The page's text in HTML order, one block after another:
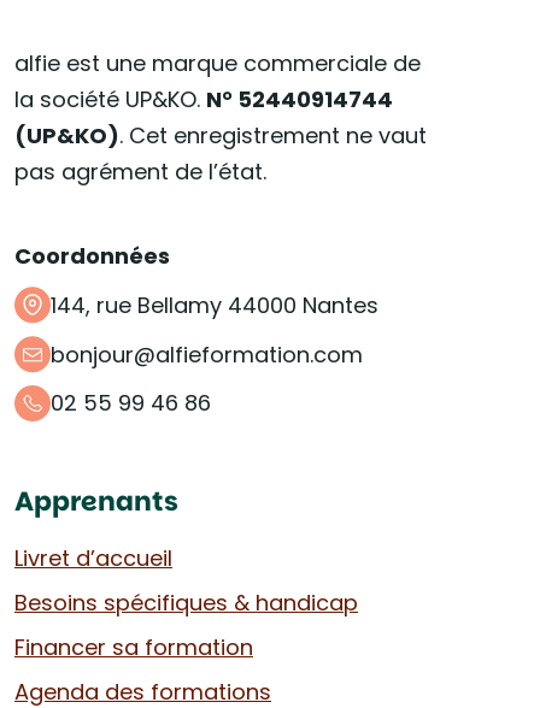
alfie est une marque commerciale de
la société UP&KO. N° 52440914744
(UP&KO). Cet enregistrement ne vaut
pas agrément de l’état.
Coordonnées
144, rue Bellamy 44000 Nantes
bonjour@alfieformation.com
02 55 99 46 86
Apprenants
Livret d’accueil
Besoins spécifiques & handicap
Financer sa formation
Agenda des formations